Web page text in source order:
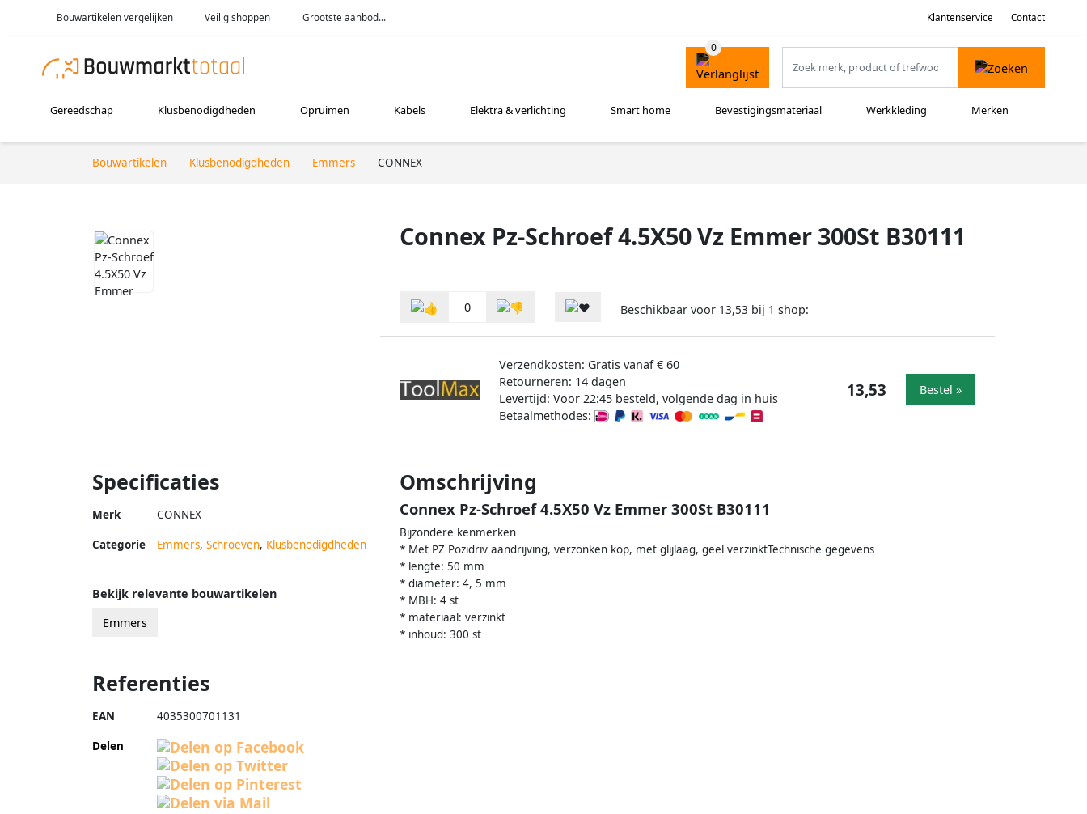
Bouwartikelen vergelijken Veilig shoppen Grootste aanbod... Klantenservice Contact
Gereedschap Klusbenodigdheden Opruimen Kabels Elektra & verlichting Smart home Bevestigingsmateriaal Werkkleding Merken
Bouwartikelen Klusbenodigdheden Emmers CONNEX
Connex Pz-Schroef 4.5X50 Vz Emmer 300St B30111
0 Beschikbaar voor 13,53 bij 1 shop:
Verzendkosten: Gratis vanaf € 60
Retourneren: 14 dagen
Levertijd: Voor 22:45 besteld, volgende dag in huis
Betaalmethodes:
13,53 Bestel »
Specificaties
Merk CONNEX
Categorie Emmers, Schroeven, Klusbenodigdheden
Omschrijving
Connex Pz-Schroef 4.5X50 Vz Emmer 300St B30111
Bijzondere kenmerken
* Met PZ Pozidriv aandrijving, verzonken kop, met glijlaag, geel verzinktTechnische gegevens
* lengte: 50 mm
* diameter: 4, 5 mm
* MBH: 4 st
* materiaal: verzinkt
* inhoud: 300 st
Bekijk relevante bouwartikelen
Emmers
Referenties
EAN 4035300701131
Delen